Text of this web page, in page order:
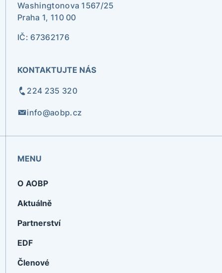
Washingtonova 1567/25
Praha 1, 110 00
IČ: 67362176
KONTAKTUJTE NÁS
224 235 320
info@aobp.cz
MENU
O AOBP
Aktuálně
Partnerství
EDF
Členové